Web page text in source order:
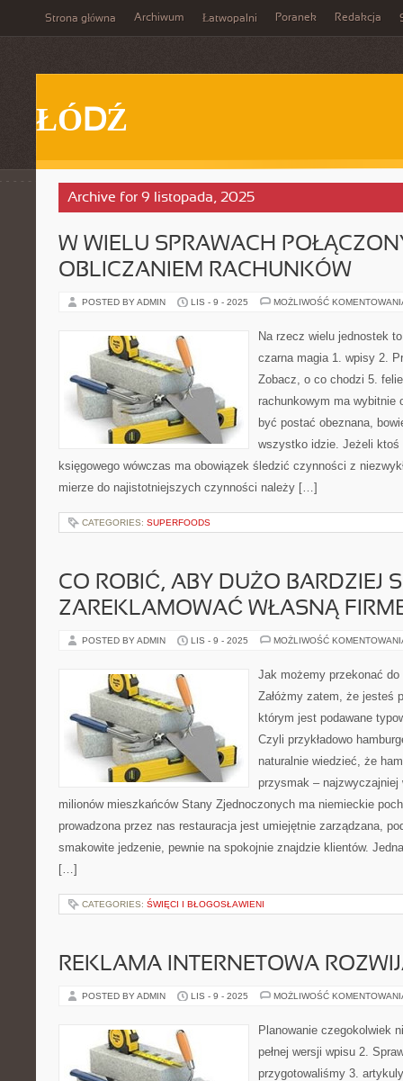
Strona główna Archiwum Łatwopalni Poranek Redakcja
ŁÓDŹ
Archive for 9 listopada, 2025
W WIELU SPRAWACH
OBLICZANIEM RACHUNKÓW
POSTED BY ADMIN LIS - 9 - 2025 MOŻLIWOŚĆ
Na rzecz wielu jednostek
czarna magia 1. wpisy 2.
Zobacz, o co chodzi 5.
rachunkowym ma wybitnie
być postać obeznana,
wszystko idzie. Jeżeli ktoś
księgowego wówczas ma obowiązek śledzić czynności z
mierze do najistotniejszych czynności należy […]
CATEGORIES: SUPERFOODS
CO ROBIĆ, ABY DUŻO BARDZIEJ
ZAREKLAMOWAĆ WŁASNĄ
POSTED BY ADMIN LIS - 9 - 2025 MOŻLIWOŚĆ
Jak możemy przekonać
Załóżmy zatem, że jesteś
którym jest podawane
Czyli przykładowo
naturalnie wiedzieć, że
przysmak –
milionów mieszkańców Stany Zjednoczonych ma niemieckie
prowadzona przez nas restauracja jest umiejętnie zarządzana,
smakowite jedzenie, pewnie na spokojnie znajdzie klientów.
[…]
CATEGORIES: ŚWIĘCI I BŁOGOSŁAWIENI
REKLAMA INTERNETOWA
POSTED BY ADMIN LIS - 9 - 2025 MOŻLIWOŚĆ
Planowanie czegokolwiek
pełnej wersji wpisu 2.
przygotowaliśmy 3.